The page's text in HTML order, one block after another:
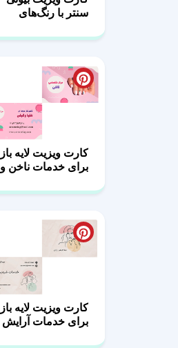
سنتر با رنگ‌های
کارت ویزیت لایه باز
برای خدمات ناخن و
کارت ویزیت لایه باز
برای خدمات آرایش